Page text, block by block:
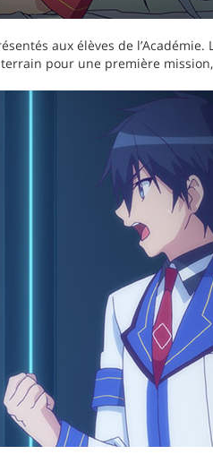
aux élèves de l’Académie.
pour une première